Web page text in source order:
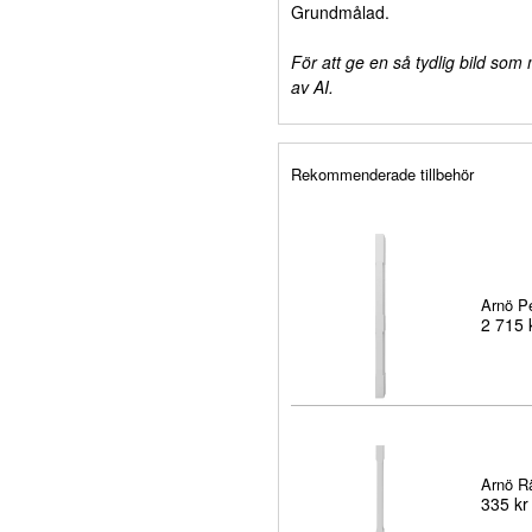
Grundmålad.
För att ge en så tydlig bild som
av AI.
Rekommenderade tillbehör
Arnö
2 715
Arnö
335 kr